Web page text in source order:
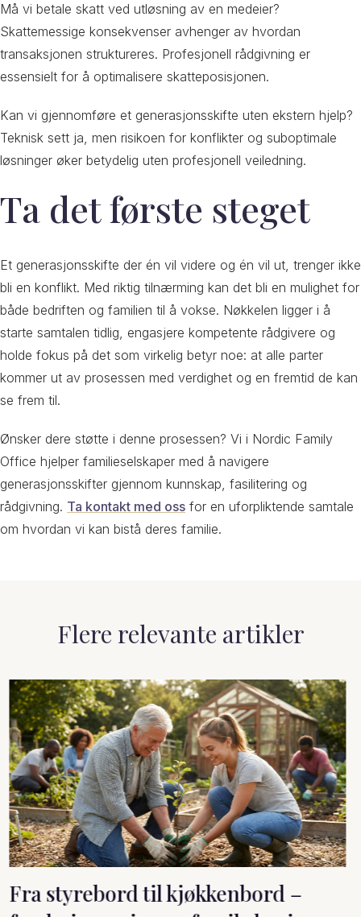
Må vi betale skatt ved utløsning av en medeier?
Skattemessige konsekvenser avhenger av hvordan
transaksjonen struktureres. Profesjonell rådgivning er
essensielt for å optimalisere skatteposisjonen.
Kan vi gjennomføre et generasjonsskifte uten ekstern hjelp?
Teknisk sett ja, men risikoen for konflikter og suboptimale
løsninger øker betydelig uten profesjonell veiledning.
Ta det første steget
Et generasjonsskifte der én vil videre og én vil ut, trenger ikke
bli en konflikt. Med riktig tilnærming kan det bli en mulighet for
både bedriften og familien til å vokse. Nøkkelen ligger i å
starte samtalen tidlig, engasjere kompetente rådgivere og
holde fokus på det som virkelig betyr noe: at alle parter
kommer ut av prosessen med verdighet og en fremtid de kan
se frem til.
Ønsker dere støtte i denne prosessen? Vi i Nordic Family
Office hjelper familieselskaper med å navigere
generasjonsskifter gjennom kunnskap, fasilitering og
rådgivning. Ta kontakt med oss for en uforpliktende samtale
om hvordan vi kan bistå deres familie.
Flere relevante artikler